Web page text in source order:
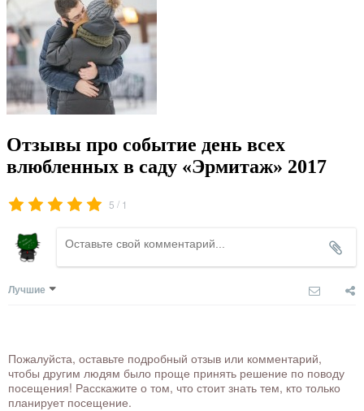
Отзывы про событие день всех
влюбленных в саду «Эрмитаж» 2017
5 / 1
Лучшие
Пожалуйста, оставьте подробный отзыв или комментарий,
чтобы другим людям было проще принять решение по поводу
посещения! Расскажите о том, что стоит знать тем, кто только
планирует посещение.